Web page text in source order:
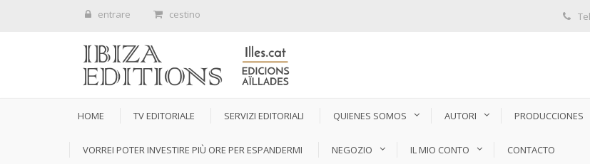
entrare cestino
HOME TV EDITORIALE SERVIZI EDITORIALI QUIENES SOMOS AUTORI PRODUCCIONES
VORREI POTER INVESTIRE PIÙ ORE PER ESPANDERMI NEGOZIO IL MIO CONTO CONTACTO